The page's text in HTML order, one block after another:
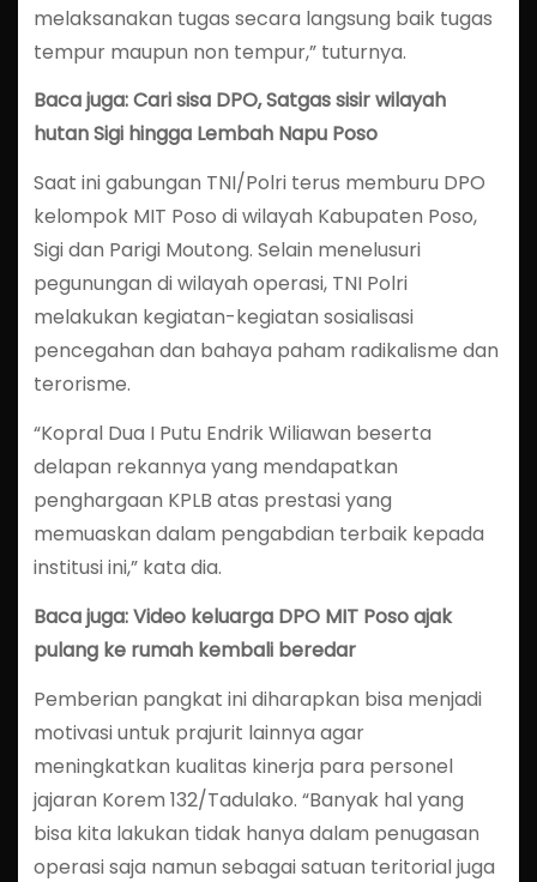
melaksanakan tugas secara langsung baik tugas
tempur maupun non tempur,” tuturnya.
Baca juga: Cari sisa DPO, Satgas sisir wilayah
hutan Sigi hingga Lembah Napu Poso
Saat ini gabungan TNI/Polri terus memburu DPO
kelompok MIT Poso di wilayah Kabupaten Poso,
Sigi dan Parigi Moutong. Selain menelusuri
pegunungan di wilayah operasi, TNI Polri
melakukan kegiatan-kegiatan sosialisasi
pencegahan dan bahaya paham radikalisme dan
terorisme.
“Kopral Dua I Putu Endrik Wiliawan beserta
delapan rekannya yang mendapatkan
penghargaan KPLB atas prestasi yang
memuaskan dalam pengabdian terbaik kepada
institusi ini,” kata dia.
Baca juga: Video keluarga DPO MIT Poso ajak
pulang ke rumah kembali beredar
Pemberian pangkat ini diharapkan bisa menjadi
motivasi untuk prajurit lainnya agar
meningkatkan kualitas kinerja para personel
jajaran Korem 132/Tadulako. “Banyak hal yang
bisa kita lakukan tidak hanya dalam penugasan
operasi saja namun sebagai satuan teritorial juga